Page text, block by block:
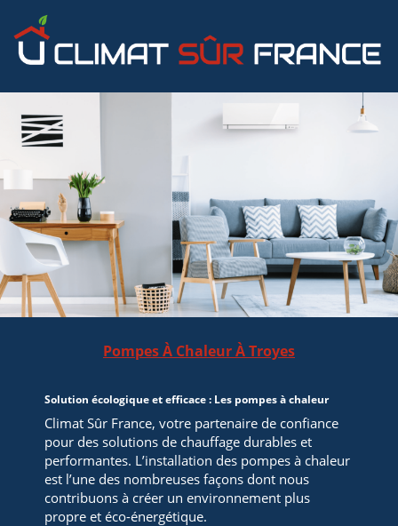
Pompes À Chaleur À Troyes
Solution écologique et efficace : Les pompes à chaleur
Climat Sûr France, votre partenaire de confiance
pour des solutions de chauffage durables et
performantes. L’installation des pompes à chaleur
est l’une des nombreuses façons dont nous
contribuons à créer un environnement plus
propre et éco-énergétique.